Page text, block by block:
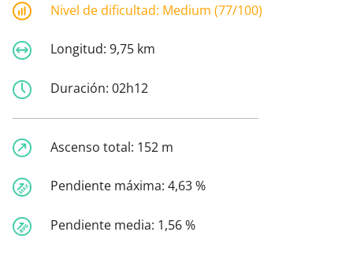
Nivel de dificultad: Medium (77/100)
Longitud: 9,75 km
Duración: 02h12
Ascenso total: 152 m
Pendiente máxima: 4,63 %
Pendiente media: 1,56 %